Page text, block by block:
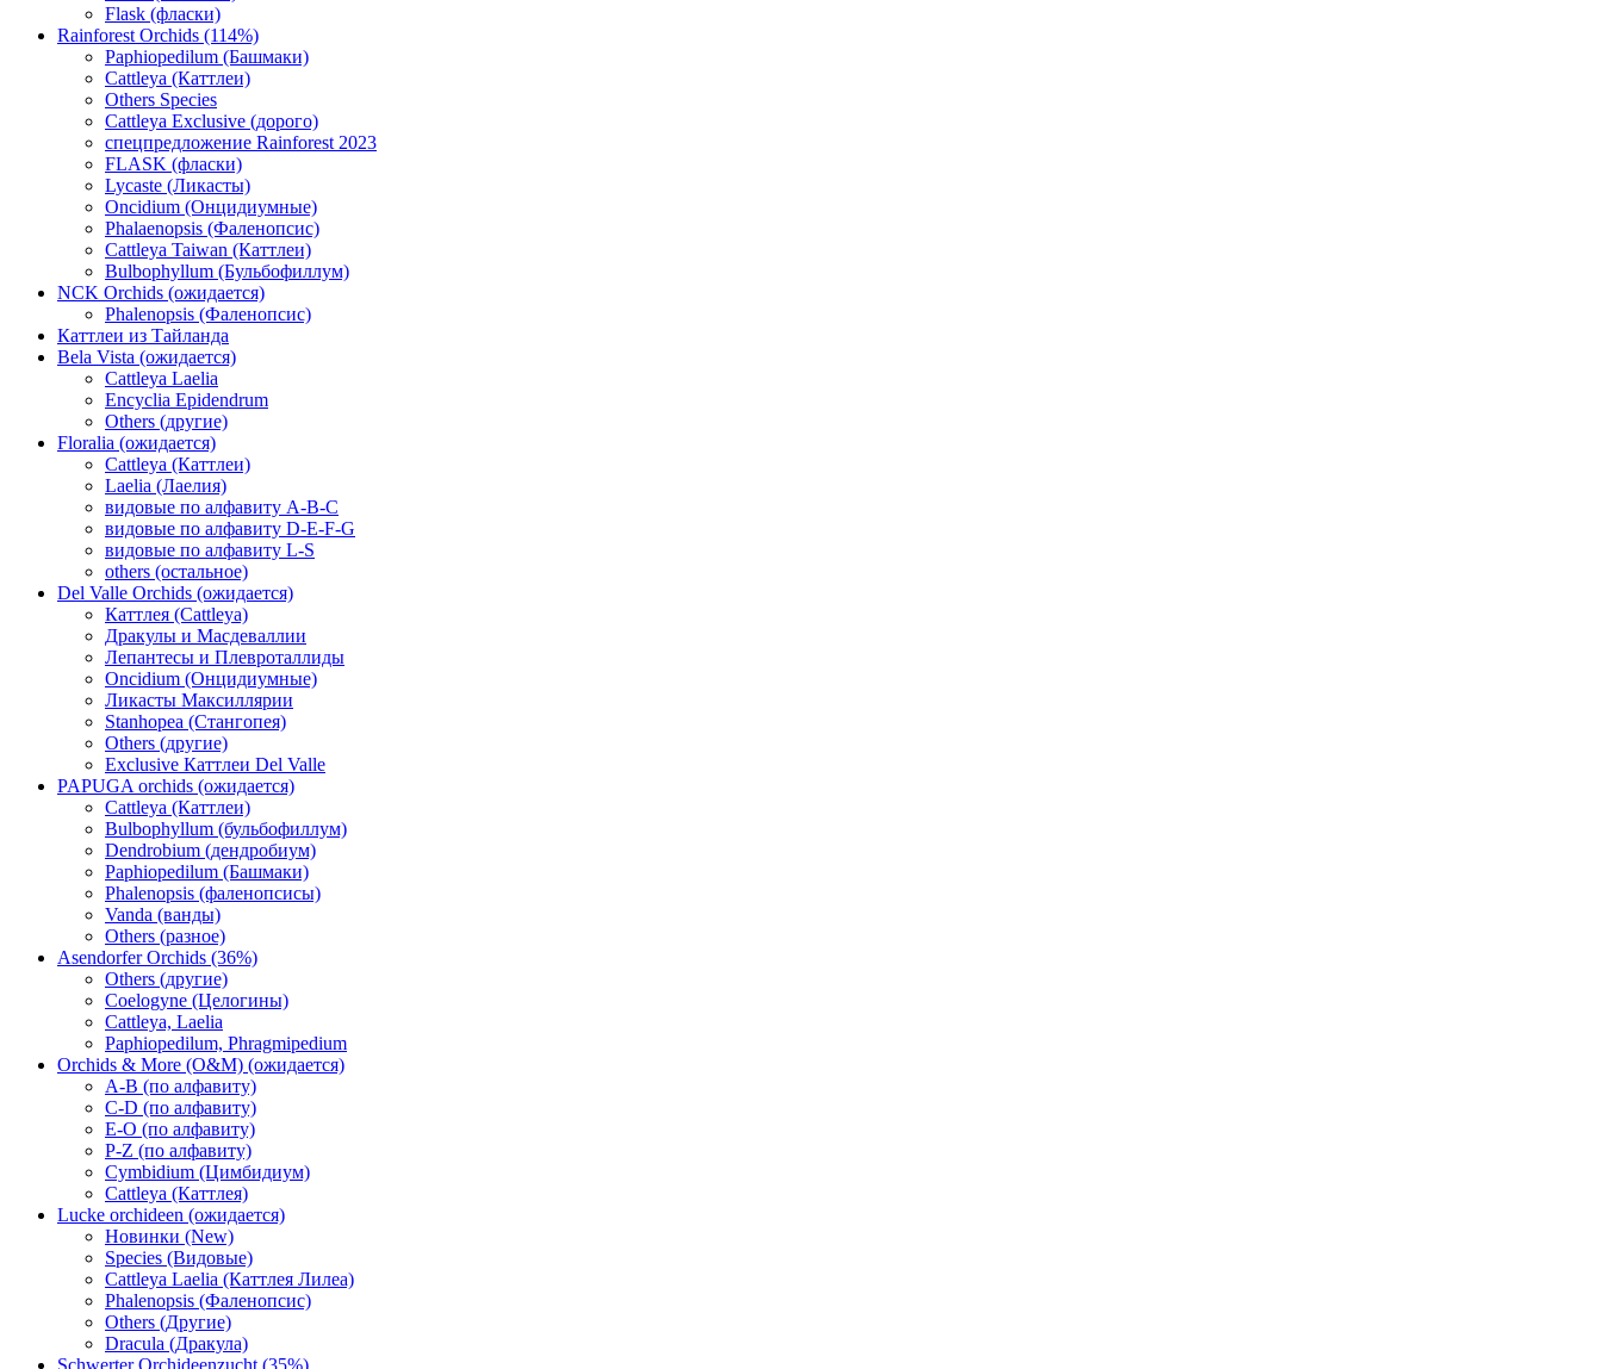
Flask (фласки)
Rainforest Orchids (114%)
Paphiopedilum (Башмаки)
Cattleya (Каттлеи)
Others Species
Cattleya Exclusive (дорого)
спецпредложение Rainforest 2023
FLASK (фласки)
Lycaste (Ликасты)
Oncidium (Онцидиумные)
Phalaenopsis (Фаленопсис)
Cattleya Taiwan (Каттлеи)
Bulbophyllum (Бульбофиллум)
NCK Orchids (ожидается)
Phalenopsis (Фаленопсис)
Каттлеи из Тайланда
Bela Vista (ожидается)
Cattleya Laelia
Encyclia Epidendrum
Others (другие)
Floralia (ожидается)
Cattleya (Каттлеи)
Laelia (Лаелия)
видовые по алфавиту A-B-C
видовые по алфавиту D-E-F-G
видовые по алфавиту L-S
others (остальное)
Del Valle Orchids (ожидается)
Каттлея (Cattleya)
Дракулы и Масдеваллии
Лепантесы и Плевроталлиды
Oncidium (Онцидиумные)
Ликасты Максиллярии
Stanhopea (Стангопея)
Others (другие)
Exclusive Каттлеи Del Valle
PAPUGA orchids (ожидается)
Cattleya (Каттлеи)
Bulbophyllum (бульбофиллум)
Dendrobium (дендробиум)
Paphiopedilum (Башмаки)
Phalenopsis (фаленопсисы)
Vanda (ванды)
Others (разное)
Asendorfer Orchids (36%)
Others (другие)
Coelogyne (Целогины)
Cattleya, Laelia
Paphiopedilum, Phragmipedium
Orchids & More (O&M) (ожидается)
A-B (по алфавиту)
C-D (по алфавиту)
E-O (по алфавиту)
P-Z (по алфавиту)
Cymbidium (Цимбидиум)
Cattleya (Каттлея)
Lucke orchideen (ожидается)
Новинки (New)
Species (Видовые)
Cattleya Laelia (Каттлея Лилеа)
Phalenopsis (Фаленопсис)
Others (Другие)
Dracula (Дракула)
Schwerter Orchideenzucht (35%)